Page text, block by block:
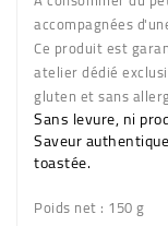
accompagnées
Ce produit est
atelier dédié
gluten et sans
Sans levure, ni
Saveur
toastée.
Poids net : 150 g